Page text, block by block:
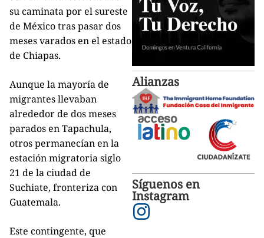
su caminata por el sureste
de México tras pasar dos
meses varados en el estado
de Chiapas.
Aunque la mayoría de
migrantes llevaban
alrededor de dos meses
parados en Tapachula,
otros permanecían en la
estación migratoria siglo
21 de la ciudad de
Suchiate, fronteriza con
Guatemala.
Este contingente, que
Alianzas
Síguenos en
Instagram